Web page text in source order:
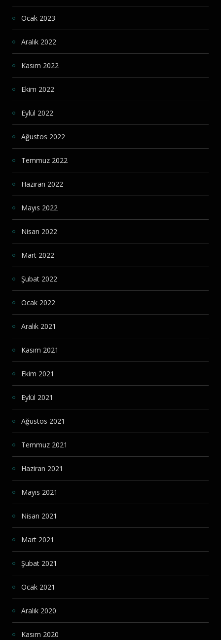
Ocak 2023
Aralık 2022
Kasım 2022
Ekim 2022
Eylül 2022
Ağustos 2022
Temmuz 2022
Haziran 2022
Mayıs 2022
Nisan 2022
Mart 2022
Şubat 2022
Ocak 2022
Aralık 2021
Kasım 2021
Ekim 2021
Eylül 2021
Ağustos 2021
Temmuz 2021
Haziran 2021
Mayıs 2021
Nisan 2021
Mart 2021
Şubat 2021
Ocak 2021
Aralık 2020
Kasım 2020